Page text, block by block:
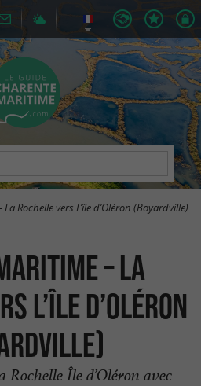
La Rochelle vers L’île d’Oléron (Boyardville)
– La
L’île d’Oléron
Rochelle Île d’Oléron avec